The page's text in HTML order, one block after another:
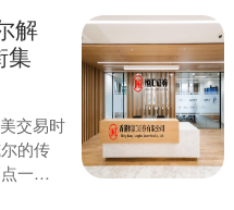
解
集
交易时
的传
一度
日内